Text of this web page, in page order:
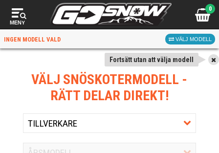
MENY
0
INGEN MODELL VALD VÄLJ MODELL
Fortsätt utan att välja modell
VÄLJ SNÖSKOTERMODELL -
RÄTT DELAR DIREKT!